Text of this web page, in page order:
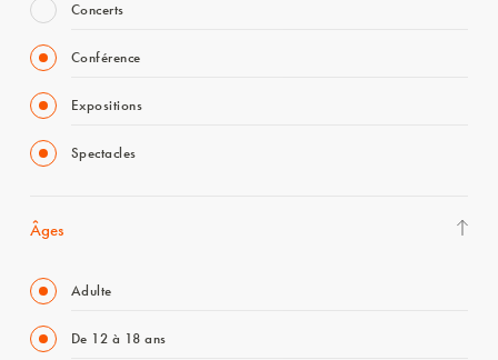
Concerts
Conférence
Expositions
Spectacles
Âges
Adulte
De 12 à 18 ans